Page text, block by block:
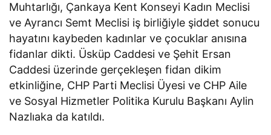
Muhtarlığı, Çankaya Kent Konseyi Kadın Meclisi
ve Ayrancı Semt Meclisi iş birliğiyle şiddet sonucu
hayatını kaybeden kadınlar ve çocuklar anısına
fidanlar dikti. Üsküp Caddesi ve Şehit Ersan
Caddesi üzerinde gerçekleşen fidan dikim
etkinliğine, CHP Parti Meclisi Üyesi ve CHP Aile
ve Sosyal Hizmetler Politika Kurulu Başkanı Aylin
Nazlıaka da katıldı.